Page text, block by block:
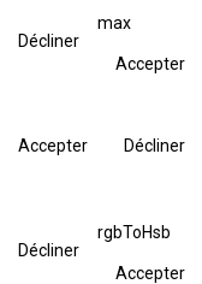
Décliner
max
Accepter
Accepter Décliner
Décliner
rgbToHsb
Accepter